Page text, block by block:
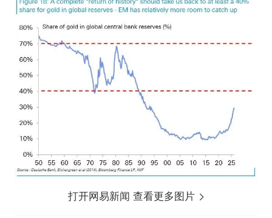
打开网易新闻 查看更多图片